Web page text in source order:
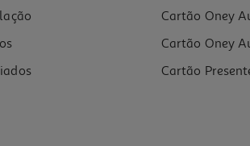
Cartão Oney
Cartão Oney
Cartão